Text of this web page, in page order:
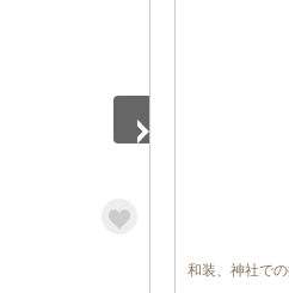
和装、神社で